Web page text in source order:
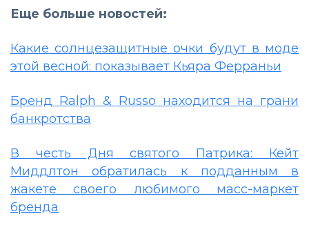
Еще больше новостей:
Какие солнцезащитные очки будут в моде
этой весной: показывает Кьяра Ферраньи
Бренд Ralph & Russo находится на грани
банкротства
В честь Дня святого Патрика: Кейт
Миддлтон обратилась к подданным в
жакете своего любимого масс-маркет
бренда